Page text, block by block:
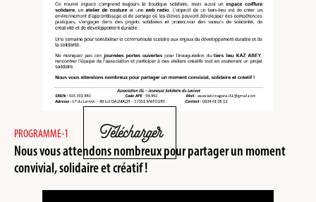
PROGRAMME-1 Télécharger
Nous vous attendons nombreux pour partager un moment
convivial, solidaire et créatif !